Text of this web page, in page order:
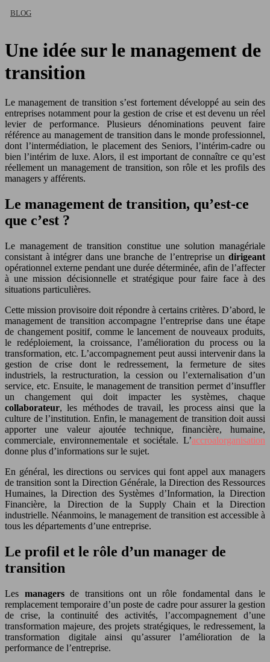
BLOG
Une idée sur le management de
transition
Le management de transition s’est fortement développé au sein des
entreprises notamment pour la gestion de crise et est devenu un réel
levier de performance. Plusieurs dénominations peuvent faire
référence au management de transition dans le monde professionnel,
dont l’intermédiation, le placement des Seniors, l’intérim-cadre ou
bien l’intérim de luxe. Alors, il est important de connaître ce qu’est
réellement un management de transition, son rôle et les profils des
managers y afférents.
Le management de transition, qu’est-ce
que c’est ?
Le management de transition constitue une solution managériale
consistant à intégrer dans une branche de l’entreprise un dirigeant
opérationnel externe pendant une durée déterminée, afin de l’affecter
à une mission décisionnelle et stratégique pour faire face à des
situations particulières.
Cette mission provisoire doit répondre à certains critères. D’abord, le
management de transition accompagne l’entreprise dans une étape
de changement positif, comme le lancement de nouveaux produits,
le redéploiement, la croissance, l’amélioration du process ou la
transformation, etc. L’accompagnement peut aussi intervenir dans la
gestion de crise dont le redressement, la fermeture de sites
industriels, la restructuration, la cession ou l’externalisation d’un
service, etc. Ensuite, le management de transition permet d’insuffler
un changement qui doit impacter les systèmes, chaque
collaborateur, les méthodes de travail, les process ainsi que la
culture de l’institution. Enfin, le management de transition doit aussi
apporter une valeur ajoutée technique, financière, humaine,
commerciale, environnementale et sociétale. L’accroalorganisation
donne plus d’informations sur le sujet.
En général, les directions ou services qui font appel aux managers
de transition sont la Direction Générale, la Direction des Ressources
Humaines, la Direction des Systèmes d’Information, la Direction
Financière, la Direction de la Supply Chain et la Direction
industrielle. Néanmoins, le management de transition est accessible à
tous les départements d’une entreprise.
Le profil et le rôle d’un manager de
transition
Les managersde transitions ont un rôle fondamental dans le
remplacement temporaire d’un poste de cadre pour assurer la gestion
de crise, la continuité des activités, l’accompagnement d’une
transformation majeure, des projets stratégiques, le redressement, la
transformation digitale ainsi qu’assurer l’amélioration de la
performance de l’entreprise.